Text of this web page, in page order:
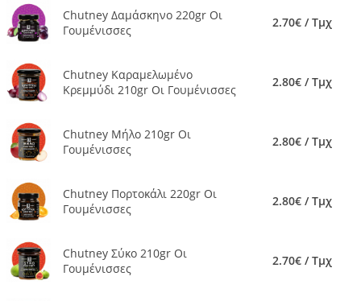
Chutney Δαμάσκηνο 220gr Οι
Γουμένισσες
2.70€ / Τμχ
Chutney Καραμελωμένο
Κρεμμύδι 210gr Οι Γουμένισσες
2.80€ / Τμχ
Chutney Μήλο 210gr Οι
Γουμένισσες
2.80€ / Τμχ
Chutney Πορτοκάλι 220gr Οι
Γουμένισσες
2.80€ / Τμχ
Chutney Σύκο 210gr Οι
Γουμένισσες
2.70€ / Τμχ